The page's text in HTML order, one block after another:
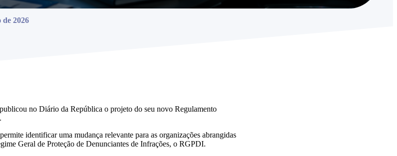
de 2026
no Diário da República o projeto do seu novo Regulamento
identificar uma mudança relevante para as organizações abrangidas
Geral de Proteção de Denunciantes de Infrações, o RGPDI.